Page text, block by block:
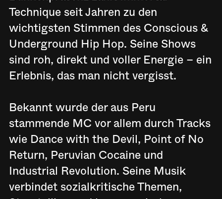
Technique seit Jahren zu den
wichtigsten Stimmen des Conscious &
Underground Hip Hop. Seine Shows
sind roh, direkt und voller Energie – ein
Erlebnis, das man nicht vergisst.
Bekannt wurde der aus Peru
stammende MC vor allem durch Tracks
wie Dance with the Devil, Point of No
Return, Peruvian Cocaine und
Industrial Revolution. Seine Musik
verbindet sozialkritische Themen,